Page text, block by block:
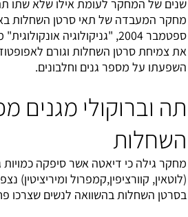
שנים של המחקר לעומת אילו שלא שתו
מחקר המעבדה של תאי סרטן השחלות
את צמיחת סרטן השחלות וגורם
השפעתו על מספר גנים וחלבונים.
תה וברוקולי מגנים
השחלות
(לוטאין, קוורציפין,קמפרול ומיריציטין)
בסרטן השחלות בהשוואה לנשים שצרכו